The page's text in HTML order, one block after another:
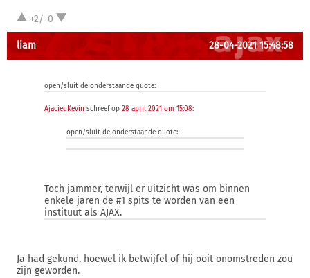
+2/-0
liam 28-04-2021 15:48:58
open/sluit de onderstaande quote:
AjaciedKevin schreef op 28 april 2021 om 15:08:
open/sluit de onderstaande quote:
Toch jammer, terwijl er uitzicht was om binnen
enkele jaren de #1 spits te worden van een
instituut als AJAX.
Ja had gekund, hoewel ik betwijfel of hij ooit onomstreden zou
zijn geworden.